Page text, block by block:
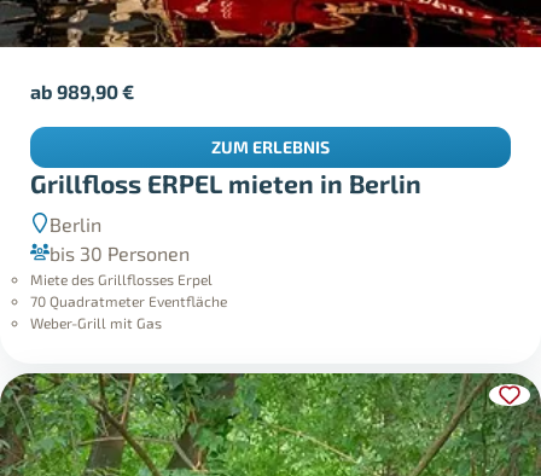
Grillfloss ERPEL mieten in Berlin
Berlin
bis 30 Personen
Miete des Grillflosses Erpel
70 Quadratmeter Eventfläche
Weber-Grill mit Gas
ab989,90€
ZUM ERLEBNIS